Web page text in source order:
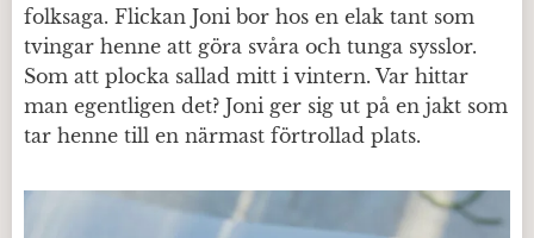
folksaga. Flickan Joni bor hos en elak tant som
tvingar henne att göra svåra och tunga sysslor.
Som att plocka sallad mitt i vintern. Var hittar
man egentligen det? Joni ger sig ut på en jakt som
tar henne till en närmast förtrollad plats.